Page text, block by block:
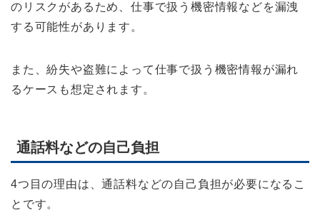
のリスクがあるため、仕事で扱う機密情報などを漏洩
する可能性があります。
また、紛失や盗難によって仕事で扱う機密情報が漏れ
るケースも想定されます。
通話料などの自己負担
4つ目の理由は、通話料などの自己負担が必要になるこ
とです。